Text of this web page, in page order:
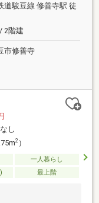
道駿豆線 修善寺駅 徒
2階建
市修善寺
なし
2）
一人暮らし
最上階